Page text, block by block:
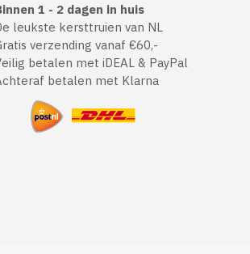
1 - 2 dagen in huis
leukste kersttruien van NL
verzending vanaf €60,-
betalen met iDEAL & PayPal
betalen met Klarna